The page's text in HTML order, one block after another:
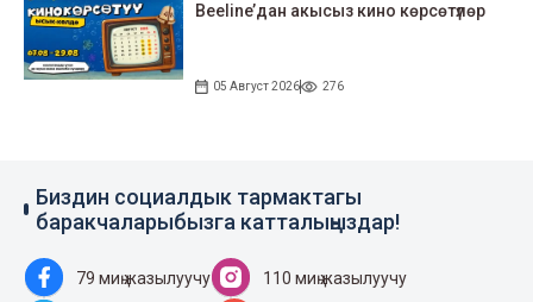
Beeline’дан акысыз кино көрсөтүлөр
05 Август 2026 276
Биздин социалдык тармактагы
баракчаларыбызга катталыңыздар!
79 миң жазылуучу 110 миң жазылуучу